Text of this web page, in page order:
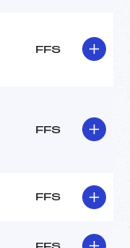
FFS
FFS
FFS
FFS